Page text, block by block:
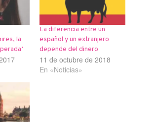
la
La diferencia entre un
español y un extranjero
depende del dinero
11 de octubre de 2018
En «Noticias»